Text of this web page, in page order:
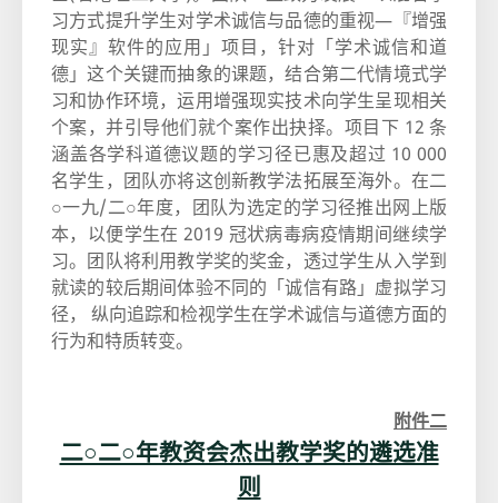
习方式提升学生对学术诚信与品德的重视―『增强
现实』软件的应用」项目，针对「学术诚信和道
德」这个关键而抽象的课题，结合第二代情境式学
习和协作环境，运用增强现实技术向学生呈现相关
个案，并引导他们就个案作出抉择。项目下 12 条
涵盖各学科道德议题的学习径已惠及超过 10 000
名学生，团队亦将这创新教学法拓展至海外。在二
○一九/二○年度，团队为选定的学习径推出网上版
本，以便学生在 2019 冠状病毒病疫情期间继续学
习。团队将利用教学奖的奖金，透过学生从入学到
就读的较后期间体验不同的「诚信有路」虚拟学习
径， 纵向追踪和检视学生在学术诚信与道德方面的
行为和特质转变。
附件二
二○二○年教资会杰出教学奖的遴选准
则